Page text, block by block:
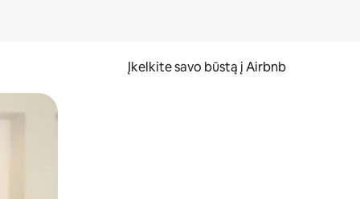
Įkelkite savo būstą į Airbnb